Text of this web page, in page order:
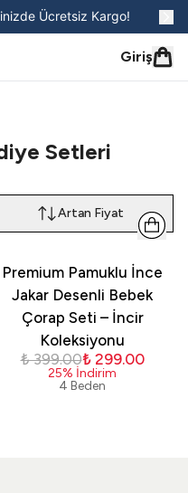
Ücretsiz Kargo!
Giriş
Setleri
Artan Fiyat
Premium Pamuklu İnce
Jakar Desenli Bebek
Çorap Seti – İncir
Koleksiyonu
₺ 399.00₺ 299.00
25% İndirim
4 Beden